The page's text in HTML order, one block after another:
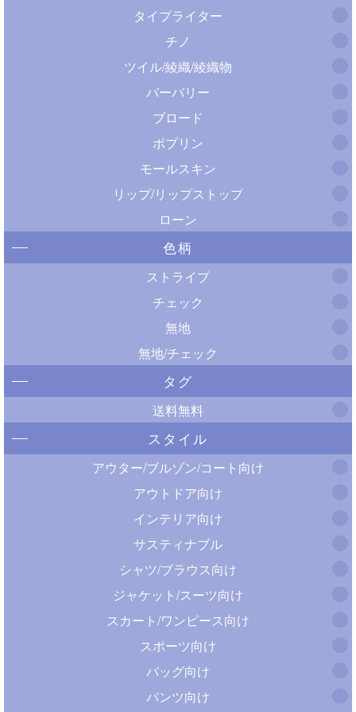
タイプライター
チノ
ツイル/綾織/綾織物
バーバリー
ブロード
ポプリン
モールスキン
リップ/リップストップ
ローン
色柄
ストライプ
チェック
無地
無地/チェック
タグ
送料無料
スタイル
アウター/ブルゾン/コート向け
アウトドア向け
インテリア向け
サスティナブル
シャツ/ブラウス向け
ジャケット/スーツ向け
スカート/ワンピース向け
スポーツ向け
バッグ向け
パンツ向け